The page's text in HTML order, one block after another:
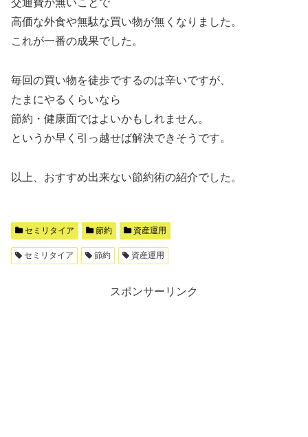
交通費が無いことで
高価な外食や無駄な買い物が無くなりました。
これが一番の成果でした。
毎回の買い物を徒歩でするのは辛いですが、
たまにやるくらいなら
節約・健康面ではよいかもしれません。
というか早く引っ越せば解決できそうです。
以上、おすすめ出来ない節約術の紹介でした。
セミリタイア 節約 資産運用
セミリタイア 節約 資産運用
スポンサーリンク